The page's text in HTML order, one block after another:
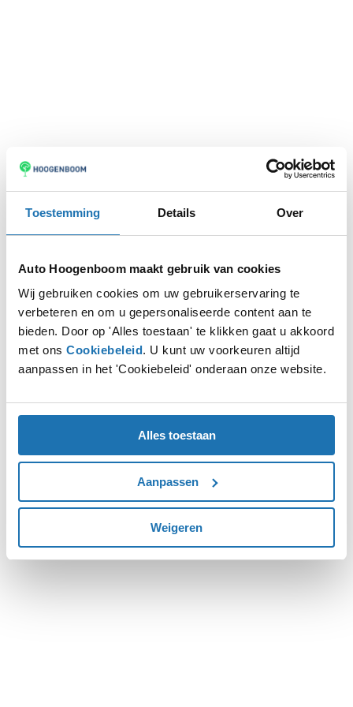
Toestemming Details Over
Auto Hoogenboom maakt gebruik van cookies
Wij gebruiken cookies om uw gebruikerservaring te
verbeteren en om u gepersonaliseerde content aan te
bieden. Door op 'Alles toestaan' te klikken gaat u akkoord
met ons Cookiebeleid. U kunt uw voorkeuren altijd
aanpassen in het 'Cookiebeleid' onderaan onze website.
Alles toestaan
Aanpassen
Weigeren
Application error: aclient-side exception has occurred while
loadingwww.autohoogenboom.nl (see the browser console
more information).